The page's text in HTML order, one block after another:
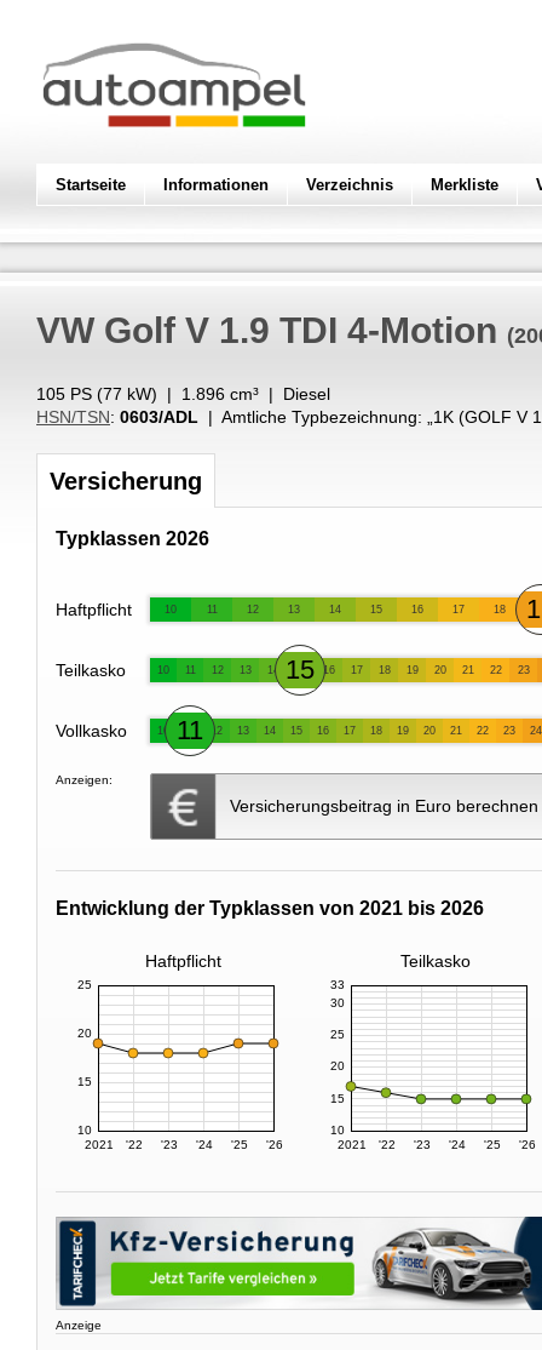
Startseite Informationen Verzeichnis Merkliste
VW Golf V 1.9 TDI 4-Motion
105 PS (77 kW) | 1.896 cm³ | Diesel
HSN/TSN: 0603/ADL | Amtliche Typbezeichnung: „ 1K (GOLF V
Versicherung
Typklassen 2026
Haftpflicht 10 11 12 13 14 15 16 17 18
Teilkasko 10 11 12 13 14 15 16 17 18 19 20 21 22 23
Vollkasko 10 11 12 13 14 15 16 17 18 19 20 21 22 23 24
Anzeigen:
Versicherungsbeitrag in Euro berechnen
Entwicklung der Typklassen von 2021 bis 2026
Haftpflicht Teilkasko
2021 '22 '23 '24 '25 '26
10
15
20
25
2021 '22 '23 '24 '25 '26
10
15
20
25
30
33
Anzeige